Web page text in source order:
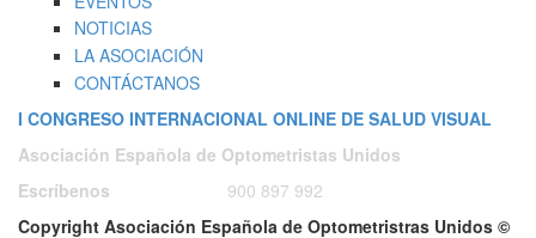
NOTICIAS
LA ASOCIACIÓN
CONTÁCTANOS
I CONGRESO INTERNACIONAL ONLINE DE SALUD VISUAL
Asociación Española de Optometristas Unidos
Escríbenos
900 897 992
Copyright Asociación Española de Optometristras Unidos ©